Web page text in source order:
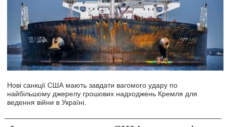
Нові санкції США мають завдати вагомого удару по
найбільшому джерелу грошових надходжень Кремля для
ведення війни в Україні.